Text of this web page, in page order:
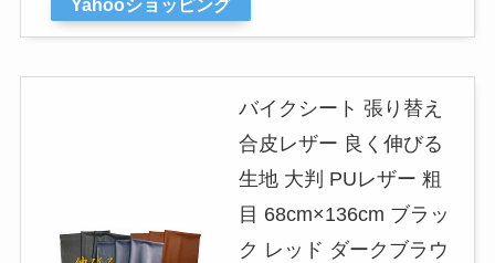
バイクシート 張り替え
合皮レザー 良く伸びる
生地 大判 PUレザー 粗
目 68cm×136cm ブラッ
ク レッド ダークブラウ